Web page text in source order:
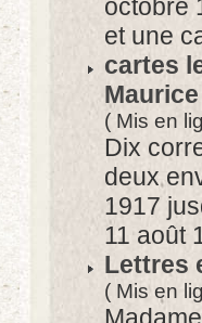
octobre
et une
cartes
Maurice
( Mis en
Dix
deux
1917
11 août
Lettres
( Mis en